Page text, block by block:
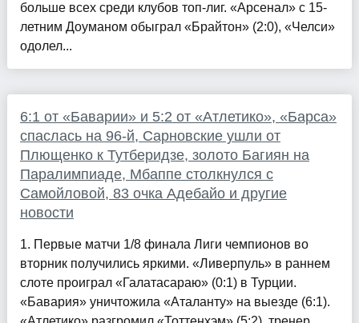
больше всех среди клубов топ-лиг. «Арсенал» с 15-
летним Доуманом обыграл «Брайтон» (2:0), «Челси»
одолел...
6:1 от «Баварии» и 5:2 от «Атлетико», «Барса»
спаслась на 96-й, Сарновские ушли от
Плющенко к Тутберидзе, золото Багиян на
Паралимпиаде, Мбаппе столкнулся с
Самойловой, 83 очка Адебайо и другие
новости
1. Первые матчи 1/8 финала Лиги чемпионов во
вторник получились яркими. «Ливерпуль» в раннем
слоте проиграл «Галатасараю» (0:1) в Турции.
«Бавария» уничтожила «Аталанту» на выезде (6:1).